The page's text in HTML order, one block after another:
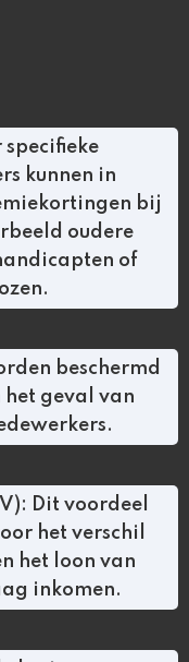
kunnen in
bij
oudere
of
beschermd
het geval van
Dit voordeel
het verschil
het loon van
inkomen.